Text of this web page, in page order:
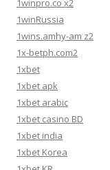
1winpro.co x2
1winRussia
1wins.amhy-am z2
1x-betph.com2
1xbet
1xbet apk
1xbet arabic
1xbet casino BD
1xbet india
1xbet Korea